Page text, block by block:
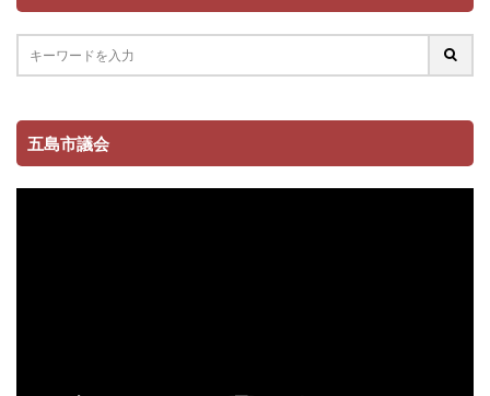
五島市議会
動